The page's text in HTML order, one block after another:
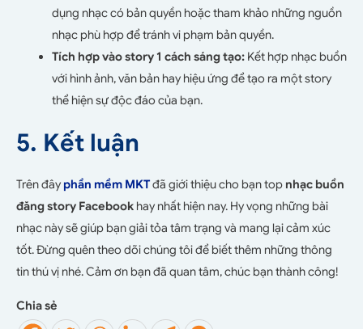
dụng nhạc có bản quyền hoặc tham khảo những nguồn
nhạc phù hợp để tránh vi phạm bản quyền.
Tích hợp vào story 1 cách sáng tạo:Kết hợp nhạc buồn
với hình ảnh, văn bản hay hiệu ứng để tạo ra một story
thể hiện sự độc đáo của bạn.
5. Kết luận
Trên đây phần mềm MKTđã giới thiệu cho bạn top nhạc buồn
đăng story Facebook hay nhất hiện nay. Hy vọng những bài
nhạc này sẽ giúp bạn giải tỏa tâm trạng và mang lại cảm xúc
tốt. Đừng quên theo dõi chúng tôi để biết thêm những thông
tin thú vị nhé. Cảm ơn bạn đã quan tâm, chúc bạn thành công!
Chia sẻ